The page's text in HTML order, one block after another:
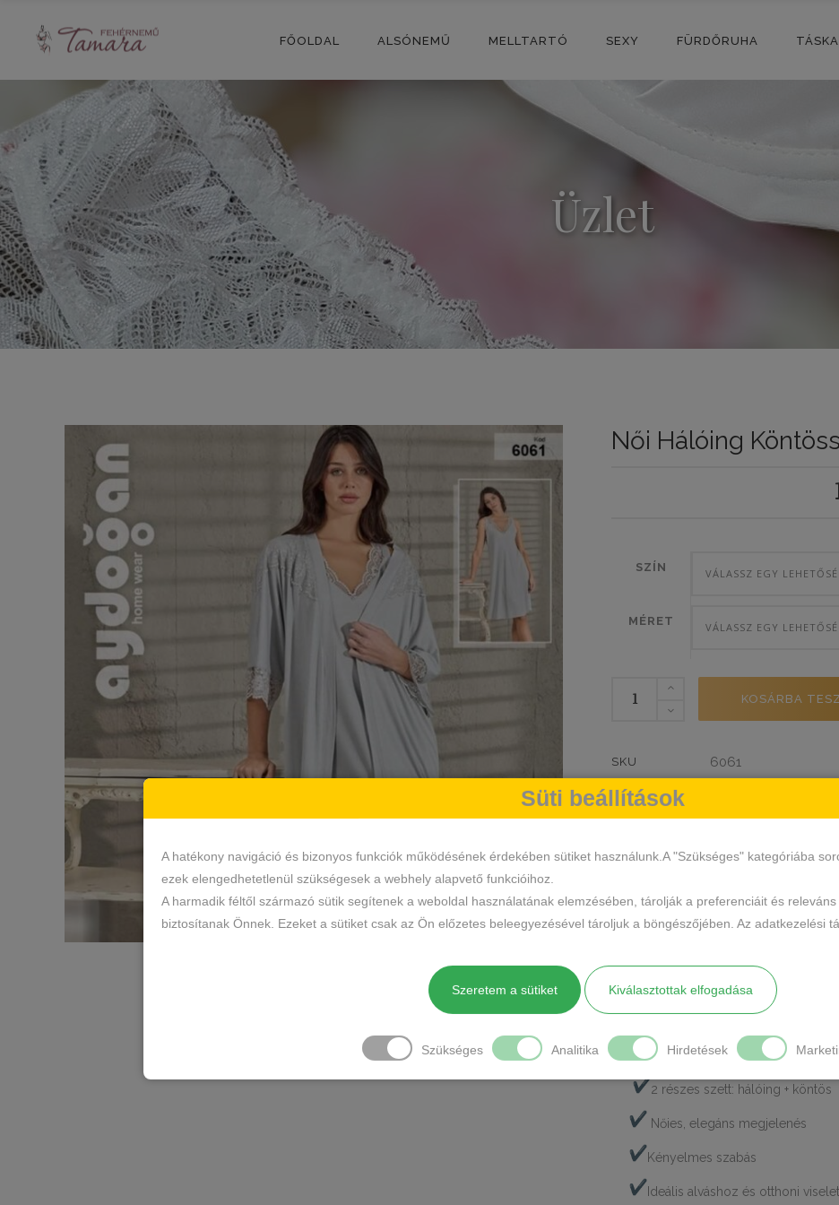
FŐOLDAL ALSÓNEMŰ MELLTARTÓ SEXY FÜRDŐRUHA TÁSKA
Üzlet
Női Hálóing
SZÍN VÁLASSZ EGY
MÉRET VÁLASSZ EGY
mennyiség
KOSÁRBA
SKU 6061
CÍMKÉK
Elegáns és kényelmes női hálóing és
pihenéshez, reggeli készülődéshez
a letisztult design egyszerre biztosít
A szett egycsipkés szegélyű
amely praktikus és mutatós viselet. A
köszönhetően jól alkalmazkodik az
2 részes szett: hálóing + köntös
Nőies, elegáns megjelenés
Kényelmes szabás
Ideális alváshoz és otthoni
Süti beállítások
A hatékony navigáció és bizonyos funkciók működésének érdekében sütiket használunk.A "Szükséges" kategóriába
ezek elengedhetetlenül szükségesek a webhely alapvető funkcióihoz.
A harmadik féltől származó sütik segítenek a weboldal használatának elemzésében, tárolják a preferenciáit és
biztosítanak Önnek. Ezeket a sütiket csak az Ön előzetes beleegyezésével tároljuk a böngészőjében. Az adatkezelési
Szeretem a sütiket Kiválasztottak elfogadása
Szükséges Analitika Hirdetések